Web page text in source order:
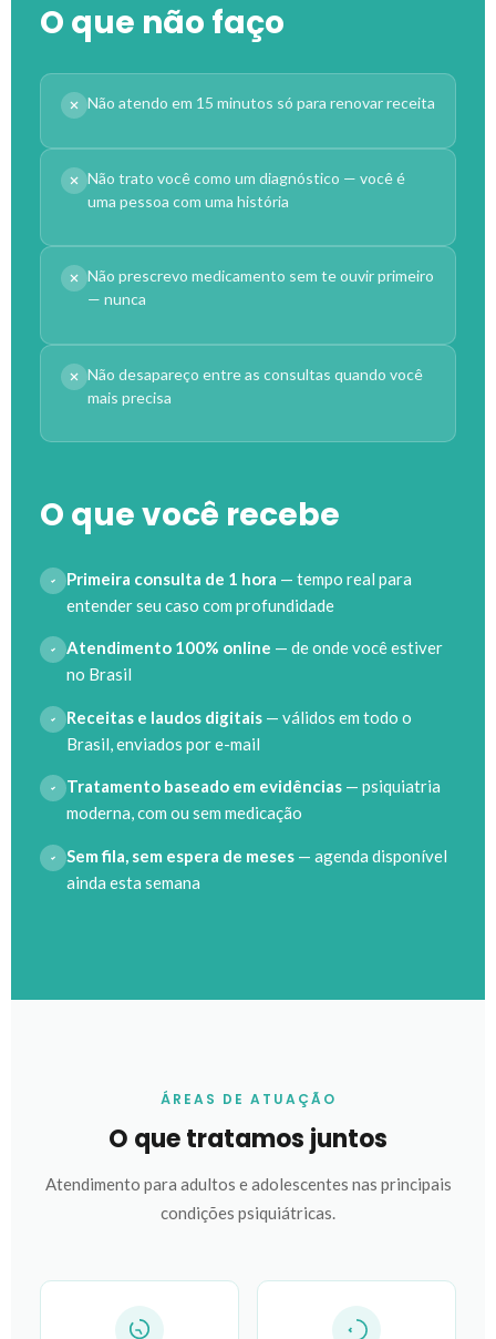
O que não faço
Não atendo em 15 minutos só para renovar receita
Não trato você como um diagnóstico — você é
uma pessoa com uma história
Não prescrevo medicamento sem te ouvir primeiro
— nunca
Não desapareço entre as consultas quando você
mais precisa
O que você recebe
Primeira consulta de 1 hora — tempo real para
entender seu caso com profundidade
Atendimento 100% online — de onde você estiver
no Brasil
Receitas e laudos digitais— válidos em todo o
Brasil, enviados por e-mail
Tratamento baseado em evidências— psiquiatria
moderna, com ou sem medicação
Sem fila, sem espera de meses— agenda disponível
ainda esta semana
ÁREAS DE ATUAÇÃO
O que tratamos juntos
Atendimento para adultos e adolescentes nas principais
condições psiquiátricas.